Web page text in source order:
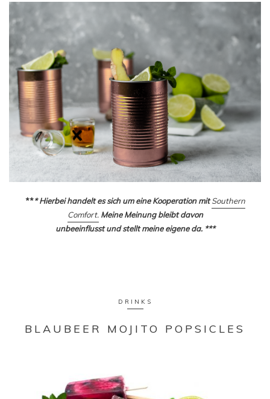
*** Hierbei handelt es sich um eine Kooperation mitSouthern
Comfort.Meine Meinung bleibt davon
unbeeinflusst und stellt meine eigene da. ***
DRINKS
BLAUBEER MOJITO POPSICLES